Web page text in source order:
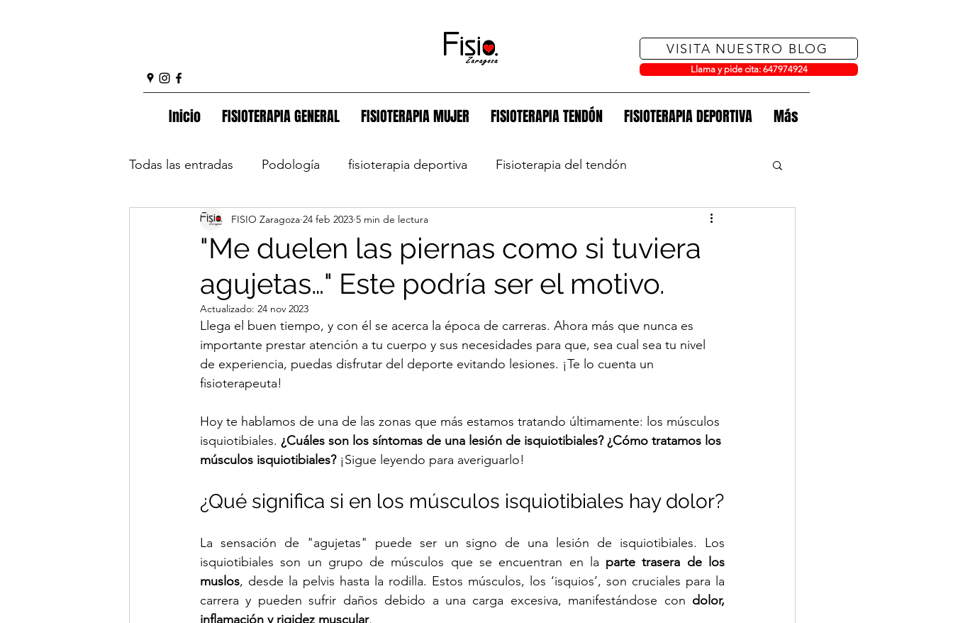
VISITA NUESTRO BLOG
Llama y pide cita: 647974924
Inicio FISIOTERAPIA GENERAL FISIOTERAPIA MUJER FISIOTERAPIA TENDÓN FISIOTERAPIA DEPORTIVA Más
Todas las entradas Podología fisioterapia deportiva Fisioterapia del tendón
lesiones deportivas dolor Nutrición
Suelo pélvico Columna
"Me duelen las piernas como si tuviera
agujetas…" Este podría ser el motivo.
FISIO Zaragoza 24 feb 2023 5 min de lectura
Actualizado: 24 nov 2023
Llega el buen tiempo, y con él se acerca la época de carreras. Ahora más que nunca es
importante prestar atención a tu cuerpo y sus necesidades para que, sea cual sea tu nivel
de experiencia, puedas disfrutar del deporte evitando lesiones. ¡Te lo cuenta un
fisioterapeuta!
Hoy te hablamos de una de las zonas que más estamos tratando últimamente: los músculos
isquiotibiales. ¿Cuáles son los síntomas de una lesión de isquiotibiales? ¿Cómo tratamos los
músculos isquiotibiales? ¡Sigue leyendo para averiguarlo!
La sensación de "agujetas" puede ser un signo de una lesión de isquiotibiales. Los
isquiotibiales son un grupo de músculos que se encuentran en la parte trasera de los
muslos, desde la pelvis hasta la rodilla. Estos músculos, los ‘isquios’, son cruciales para la
carrera y pueden sufrir daños debido a una carga excesiva, manifestándose con dolor,
inflamación y rigidez muscular.